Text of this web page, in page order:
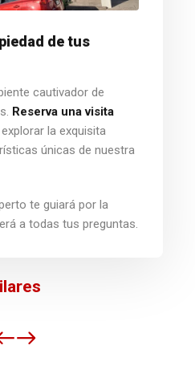
de tus
cautivador de
Reserva una visita
la exquisita
únicas de nuestra
te guiará por la
a todas tus preguntas.